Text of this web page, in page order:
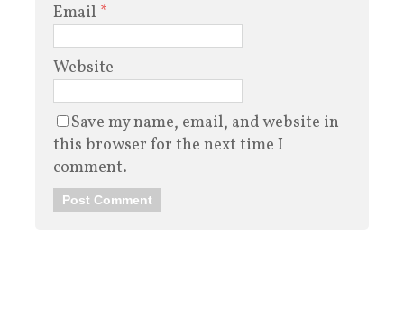
Email *
Website
Save my name, email, and website in
this browser for the next time I
comment.